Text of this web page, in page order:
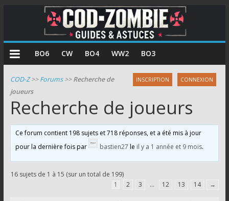
COD
Zombie
Guides
et
pour
le
mode
zombie
BO6 CW BO4 WW2 BO3
INSCRIPTION CONNEXION
COD-Z>>Forums>>Recherche de
joueurs
Recherche de joueurs
Ce forum contient 198 sujets et 718 réponses, et a été mis à jour
pour la dernière fois par
bastien27 le il y a 1 année et 9 mois.
16 sujets de 1 à 15 (sur un total de 199)
1
2 3 … 12 13 14 →